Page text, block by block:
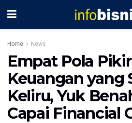
Home News
Empat Pola Pikir
Keuangan yang
Keliru, Yuk
Capai Financial